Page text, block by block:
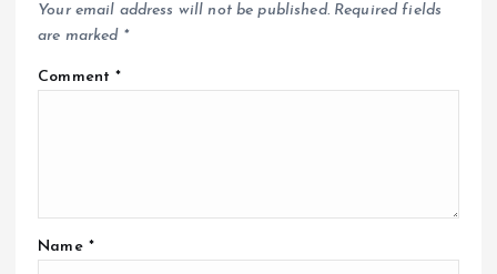
Your email address will not be published. Required fields
are marked *
Comment*
Name *